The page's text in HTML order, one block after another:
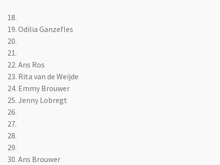
18.
19. Odilia Ganzefles
20.
21.
22. Ans Ros
23. Rita van de Weijde
24. Emmy Brouwer
25. Jenny Lobregt
26.
27.
28.
29.
30. Ans Brouwer